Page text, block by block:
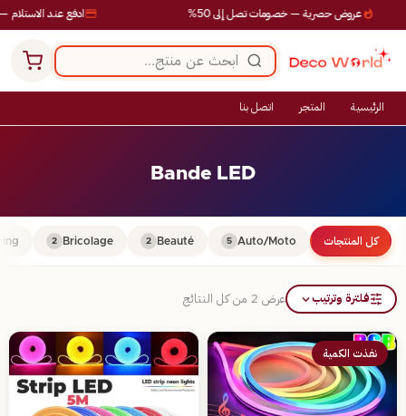
ادفع عند الاستلام — عروض حصرية — خصومات تصل إلى 50%
الرئيسية المتجر اتصل بنا
Bande LED
كل المنتجات Auto/Moto
5
Beauté
2
Bricolage
2
فلترة وترتيب عرض ⁦2⁩ من كل النتائج
نفذت الكمية